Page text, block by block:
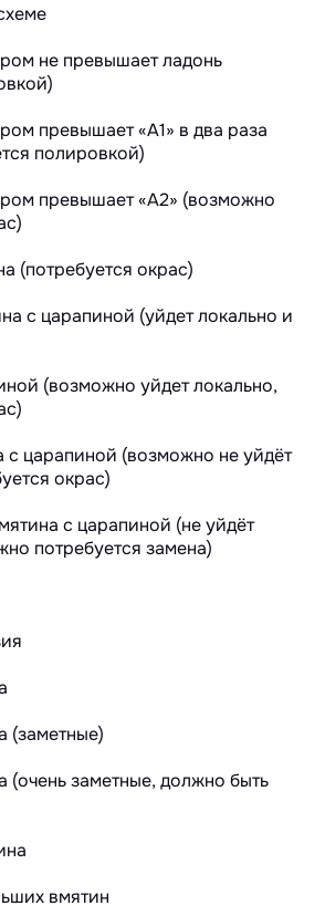
не превышает ладонь
превышает «А1» в два раза
полировкой)
превышает «А2» (возможно
(потребуется окрас)
с царапиной (уйдет локально и
(возможно уйдет локально,
с царапиной (возможно не уйдёт
окрас)
с царапиной (не уйдёт
потребуется замена)
(заметные)
(очень заметные, должно быть
вмятин